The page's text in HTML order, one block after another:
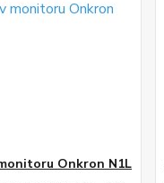
Onkron N1L